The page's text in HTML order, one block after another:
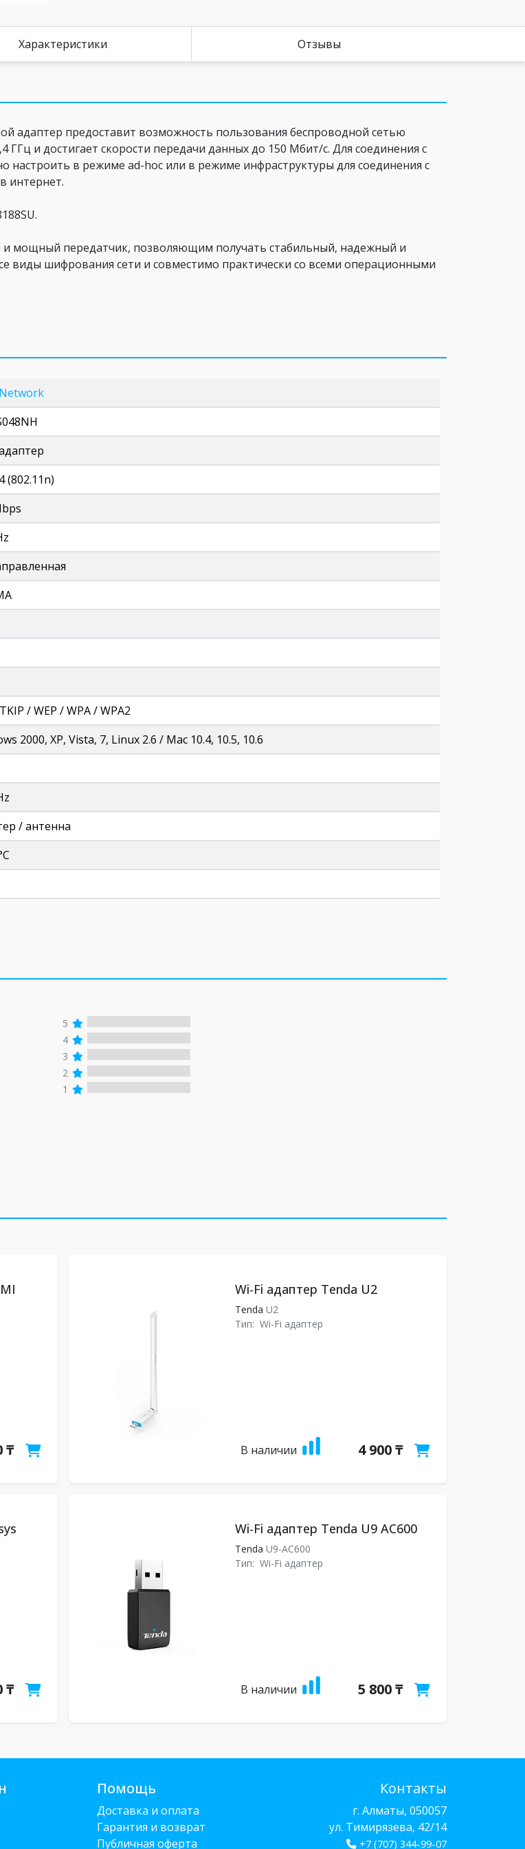
Характеристики Отзывы
адаптер предоставит возможность пользования беспроводной сетью
ГГц и достигает скорости передачи данных до 150 Мбит/с. Для соединения с
в режиме аd-hoc или в режиме инфраструктуры для соединения с
интернет.
и мощный передатчик, позволяющим получать стабильный, надежный и
виды шифрования сети и совместимо практически со всеми операционными
(802.11n)
/ WEP / WPA / WPA2
2000, XP, Vista, 7, Linux 2.6 / Mac 10.4, 10.5, 10.6
/ антенна
5
4
3
2
1
₸
Wi-Fi адаптер Tenda U2
Tenda U2
Тип: Wi-Fi адаптер
В наличии 4 900 ₸
₸
Wi-Fi адаптер Tenda U9 AC600
Tenda U9-AC600
Тип: Wi-Fi адаптер
В наличии 5 800 ₸
Помощь
Доставка и оплата
Гарантия и возврат
Публичная оферта
Контакты
г. Алматы, 050057
ул. Тимирязева, 42/14
+7 (707) 344-99-07